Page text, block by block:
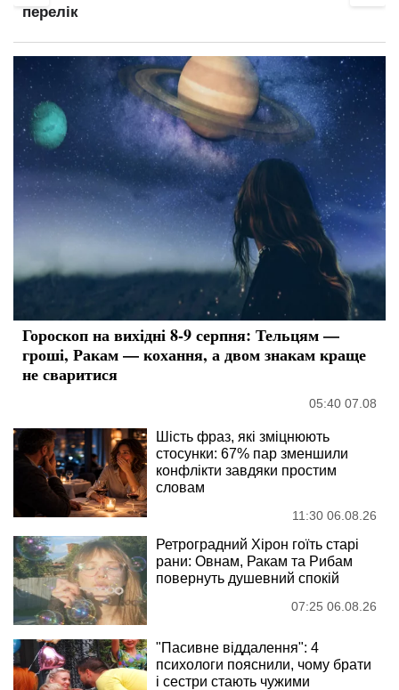
перелік
Гороскоп на вихідні 8-9 серпня: Тельцям —
гроші, Ракам — кохання, а двом знакам краще
не сваритися
05:40 07.08
Шість фраз, які зміцнюють
стосунки: 67% пар зменшили
конфлікти завдяки простим
словам
11:30 06.08.26
Ретроградний Хірон гоїть старі
рани: Овнам, Ракам та Рибам
повернуть душевний спокій
07:25 06.08.26
"Пасивне віддалення": 4
психологи пояснили, чому брати
і сестри стають чужими